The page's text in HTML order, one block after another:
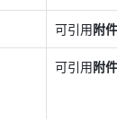
可引用附
可引用附